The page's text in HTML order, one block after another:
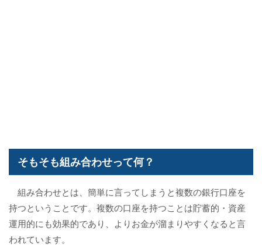
そもそも組み合わせって何？
組み合わせとは、簡単に言ってしまうと複数の銀行口座を
持つということです。複数の口座を持つことは貯蓄的・資産
運用的にも効果的であり、よりお金が溜まりやすくなると言
われています。